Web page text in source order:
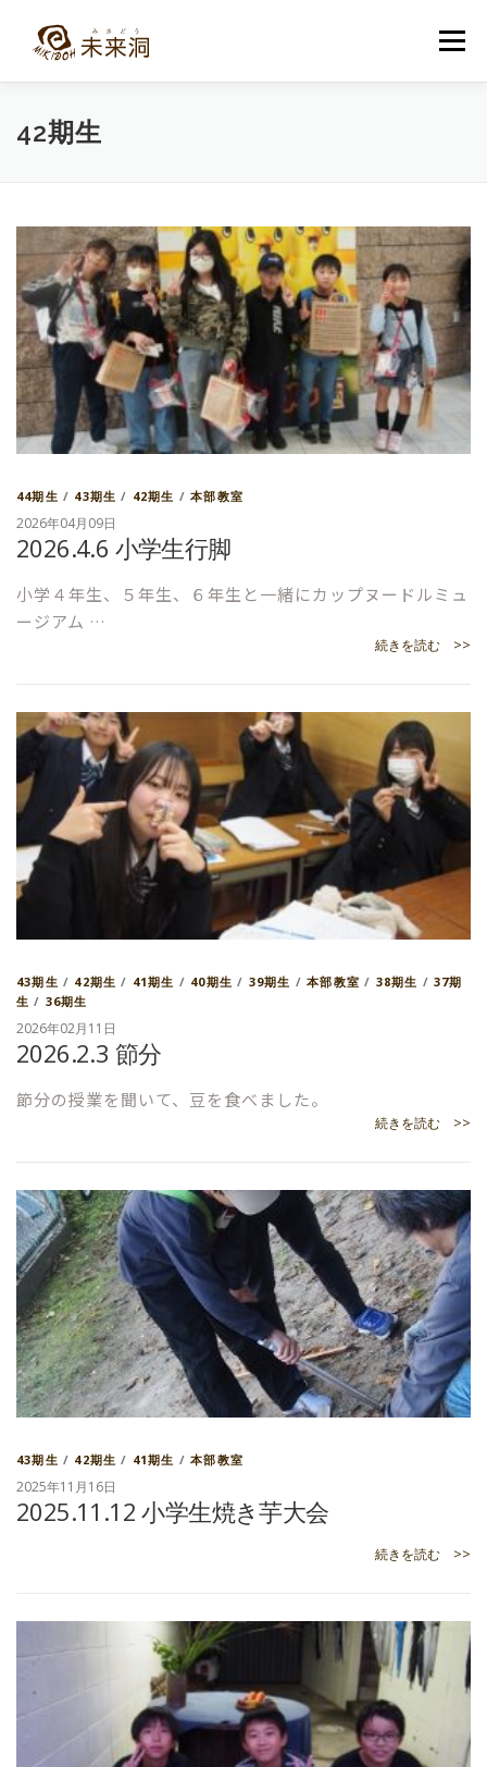
メニュー
教室紹介
42期生
44期生 / 43期生 / 42期生 /本部教室
2026年04月09日
2026.4.6 小学生行脚
小学４年生、５年生、６年生と一緒にカップヌードルミュ
ージアム …
続きを読む >>
43期生 / 42期生 / 41期生 / 40期生 / 39期生 /本部教室 / 38期生 / 37期
生 / 36期生
2026年02月11日
2026.2.3 節分
節分の授業を聞いて、豆を食べました。
続きを読む >>
43期生 / 42期生 / 41期生 /本部教室
2025年11月16日
2025.11.12 小学生焼き芋大会
続きを読む >>